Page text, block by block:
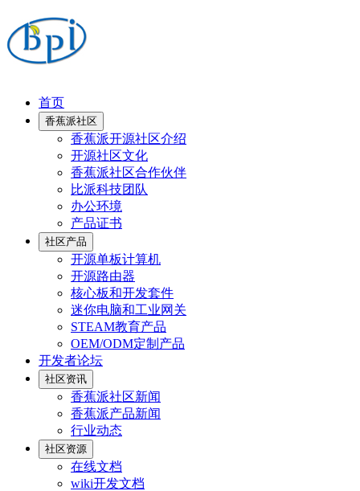
首页
香蕉派社区
香蕉派开源社区介绍
开源社区文化
香蕉派社区合作伙伴
比派科技团队
办公环境
产品证书
社区产品
开源单板计算机
开源路由器
核心板和开发套件
迷你电脑和工业网关
STEAM教育产品
OEM/ODM定制产品
开发者论坛
社区资讯
香蕉派社区新闻
香蕉派产品新闻
行业动态
社区资源
在线文档
wiki开发文档